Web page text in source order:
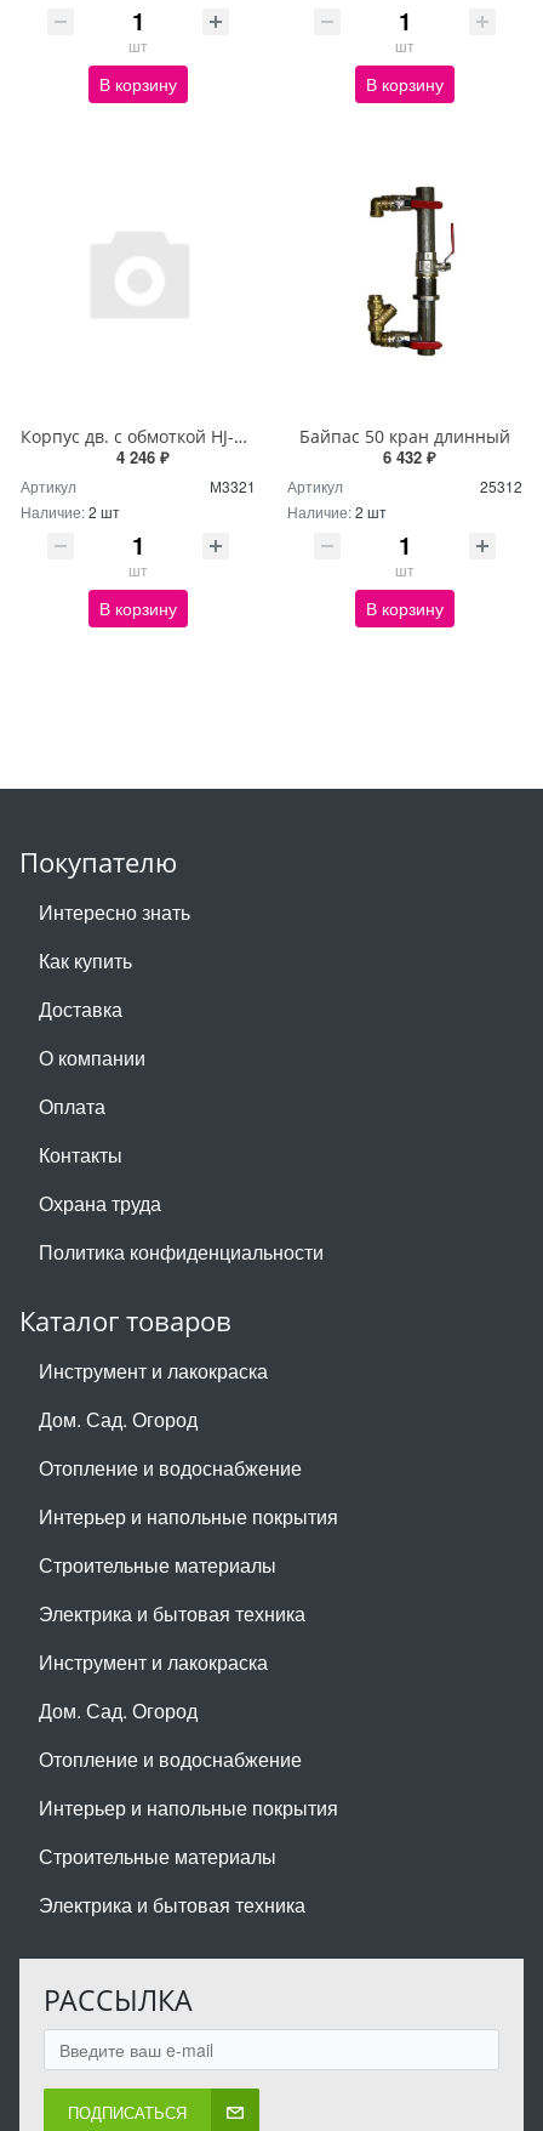
шт
В корзину
шт
В корзину
Корпус дв. с обмоткой HJ-750W RAL 5012
4 246 ₽
Артикул
М3321
Наличие:2 шт
шт
В корзину
Байпас 50 кран длинный
6 432 ₽
Артикул
25312
Наличие:2 шт
шт
В корзину
Покупателю
Интересно знать
Как купить
Доставка
О компании
Оплата
Контакты
Охрана труда
Политика конфиденциальности
Каталог товаров
Инструмент и лакокраска
Дом. Сад. Огород
Отопление и водоснабжение
Интерьер и напольные покрытия
Строительные материалы
Электрика и бытовая техника
Инструмент и лакокраска
Дом. Сад. Огород
Отопление и водоснабжение
Интерьер и напольные покрытия
Строительные материалы
Электрика и бытовая техника
РАССЫЛКА
ПОДПИСАТЬСЯ